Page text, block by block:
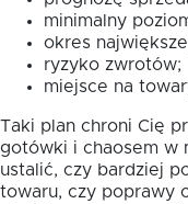
minimalny
okres
ryzyko zwrotów;
miejsce na
Taki plan chroni Cię
gotówki i chaosem w
ustalić, czy bardziej
towaru, czy poprawy